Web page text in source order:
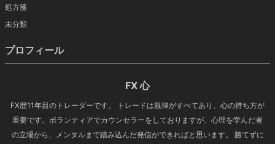
処方箋
未分類
プロフィール
FX 心
FX歴11年目のトレーダーです。 トレードは規律がすべてあり、心の持ち方が
重要です。ボランティアでカウンセラーをしておりますが、心理を学んだ者
の立場から、メンタルまで踏み込んだ発信ができればと思います。 勝てずに